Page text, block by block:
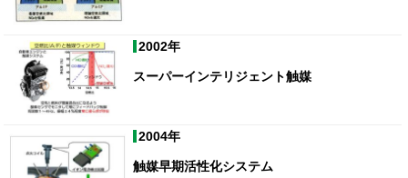
2002年
スーパーインテリジェント触媒
2004年
触媒早期活性化システム